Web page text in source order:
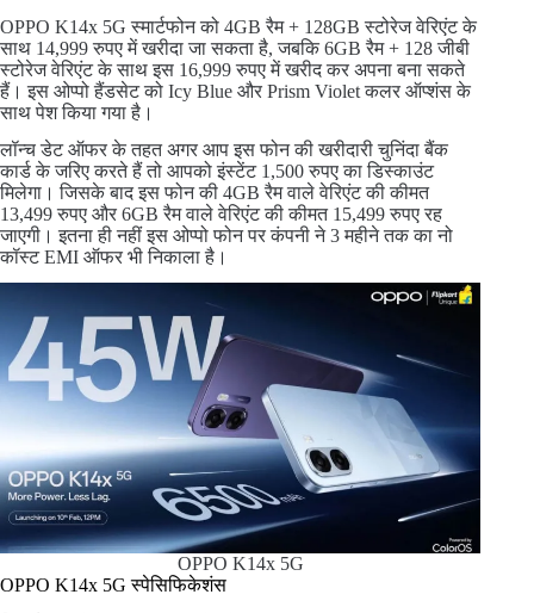
OPPO K14x 5G स्मार्टफोन को 4GB रैम + 128GB स्टोरेज वेरिएंट के
साथ 14,999 रुपए में खरीदा जा सकता है, जबकि 6GB रैम + 128 जीबी
स्टोरेज वेरिएंट के साथ इस 16,999 रुपए में खरीद कर अपना बना सकते
हैं। इस ओप्पो हैंडसेट को Icy Blue और Prism Violet कलर ऑप्शंस के
साथ पेश किया गया है।
लॉन्च डेट ऑफर के तहत अगर आप इस फोन की खरीदारी चुनिंदा बैंक
कार्ड के जरिए करते हैं तो आपको इंस्टेंट 1,500 रुपए का डिस्काउंट
मिलेगा। जिसके बाद इस फोन की 4GB रैम वाले वेरिएंट की कीमत
13,499 रुपए और 6GB रैम वाले वेरिएंट की कीमत 15,499 रुपए रह
जाएगी। इतना ही नहीं इस ओप्पो फोन पर कंपनी ने 3 महीने तक का नो
कॉस्ट EMI ऑफर भी निकाला है।
OPPO K14x 5G
OPPO K14x 5G स्पेसिफिकेशंस